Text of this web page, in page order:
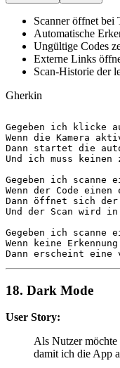
Scanner öffnet
Automatische
Ungültige Codes
Externe Links
Scan-Historie der
Gherkin
Gegeben
Wenn
Dann
Und
ich muss keinen
Gegeben
Wenn
Dann
Und
der Scan wird
Gegeben
Wenn
Dann erscheint eine
18. Dark Mode
User Story:
Als Nutzer
damit ich die App